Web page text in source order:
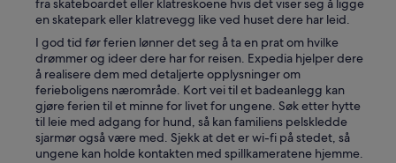
fra skateboardet eller klatreskoene hvis det viser seg å ligge
en skatepark eller klatrevegg like ved huset dere har leid.
I god tid før ferien lønner det seg å ta en prat om hvilke
drømmer og ideer dere har for reisen. Expedia hjelper dere
å realisere dem med detaljerte opplysninger om
ferieboligens nærområde. Kort vei til et badeanlegg kan
gjøre ferien til et minne for livet for ungene. Søk etter hytte
til leie med adgang for hund, så kan familiens pelskledde
sjarmør også være med. Sjekk at det er wi-fi på stedet, så
ungene kan holde kontakten med spillkameratene hjemme.